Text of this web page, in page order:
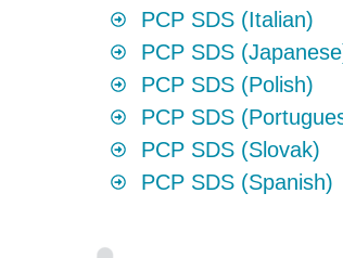
PCP SDS (Italian)
PCP SDS
PCP SDS (Polish)
PCP SDS
PCP SDS (Slovak)
PCP SDS (Spanish)